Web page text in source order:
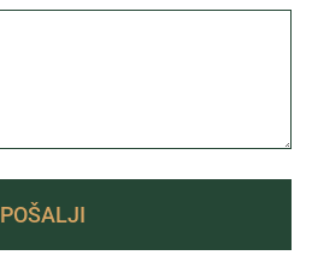
POŠALJI